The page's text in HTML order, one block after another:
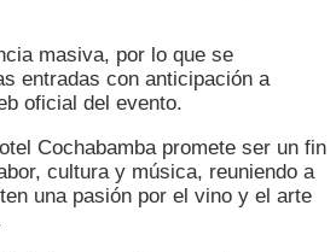
masiva, por lo que se
entradas con anticipación a
oficial del evento.
Cochabamba promete ser un fin
cultura y música, reuniendo a
una pasión por el vino y el arte